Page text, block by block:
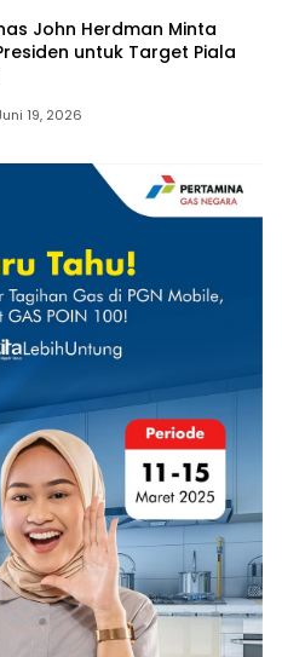
John Herdman Minta
untuk Target Piala
19, 2026